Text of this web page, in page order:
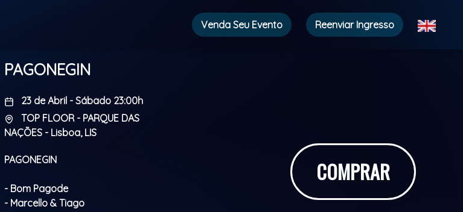
Venda Seu Evento Reenviar Ingresso
PAGONEGIN
23 de Abril - Sábado 23:00h
TOP FLOOR - PARQUE DAS
NAÇÕES - Lisboa, LIS
PAGONEGIN
- Bom Pagode
- Marcello & Tiago
COMPRAR